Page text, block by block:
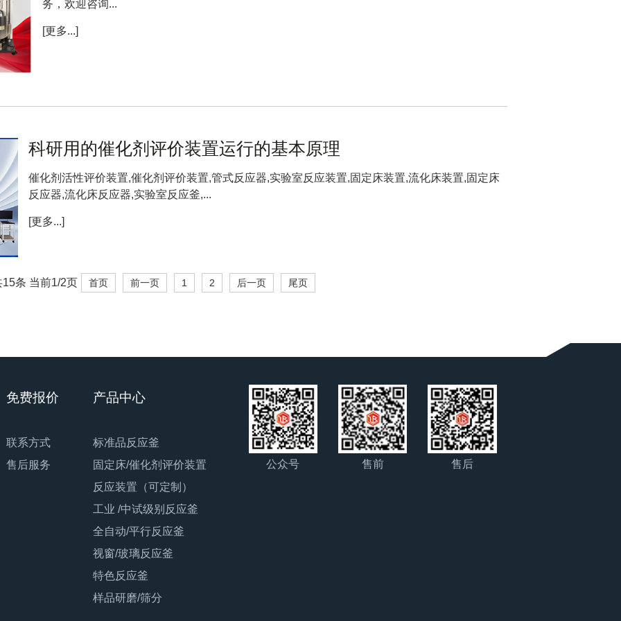
务，欢迎咨询...
[更多...]
科研用的催化剂评价装置运行的基本原理​
催化剂活性评价装置,催化剂评价装置,管式反应器,实验室反应装置,固定床装置,流化床装置,固定床
反应器,流化床反应器,实验室反应釜,...
[更多...]
15条 当前1/2页 首页 前一页 1 2 后一页 尾页
免费报价
联系方式
售后服务
产品中心
标准品反应釜
固定床/催化剂评价装置
反应装置（可定制）
工业 /中试级别反应釜
全自动/平行反应釜
视窗/玻璃反应釜
特色反应釜
样品研磨/筛分
公众号 售前 售后